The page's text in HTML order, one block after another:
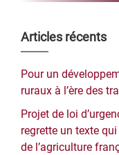
Barre
latérale
principale
Articles récents
Pour un
ruraux à l’ère des
Projet de loi
regrette un texte
de l’agriculture